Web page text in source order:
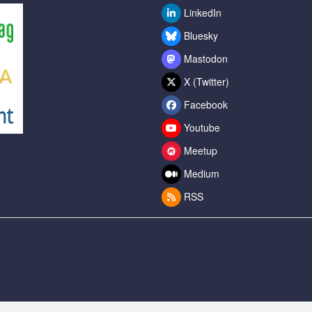
LinkedIn
Bluesky
Mastodon
X (Twitter)
Facebook
Youtube
Meetup
Medium
RSS